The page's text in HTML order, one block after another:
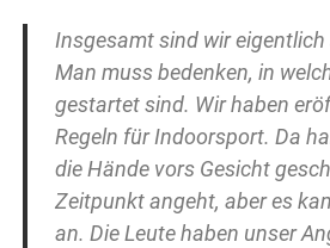
Insgesamt sind wir eigentlich
Man muss bedenken, in
gestartet sind. Wir haben
Regeln für Indoorsport. Da
die Hände vors Gesicht
Zeitpunkt angeht, aber es
an. Die Leute haben unser